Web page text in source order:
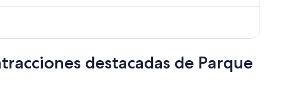
ahora
de
por
destacadas de Parque